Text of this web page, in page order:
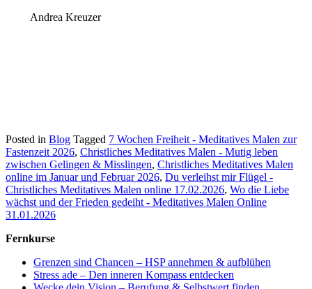
Andrea Kreuzer
Posted in Blog Tagged 7 Wochen Freiheit - Meditatives Malen zur
Fastenzeit 2026, Christliches Meditatives Malen - Mutig leben
zwischen Gelingen & Misslingen, Christliches Meditatives Malen
online im Januar und Februar 2026, Du verleihst mir Flügel -
Christliches Meditatives Malen online 17.02.2026, Wo die Liebe
wächst und der Frieden gedeiht - Meditatives Malen Online
31.01.2026
Fernkurse
Grenzen sind Chancen – HSP annehmen & aufblühen
Stress ade – Den inneren Kompass entdecken